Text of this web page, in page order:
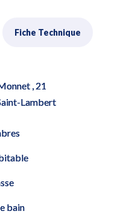
Fiche Technique
, 21
Lambert
bain